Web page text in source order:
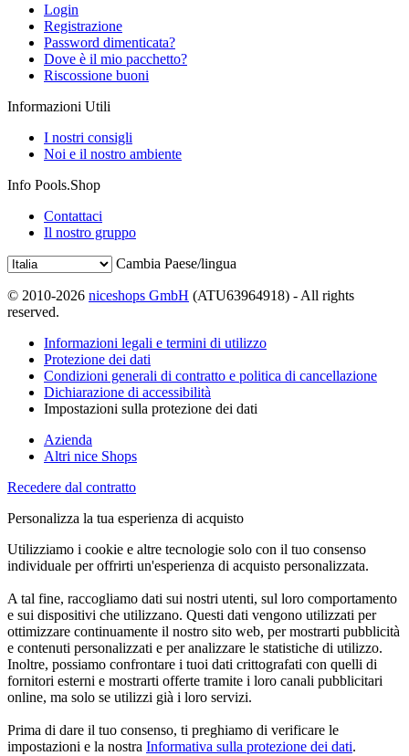
Login
Registrazione
Password dimenticata?
Dove è il mio pacchetto?
Riscossione buoni
Informazioni Utili
I nostri consigli
Noi e il nostro ambiente
Info Pools.Shop
Contattaci
Il nostro gruppo
Cambia Paese/lingua
© 2010-2026 niceshops GmbH (ATU63964918) - All rights
reserved.
Informazioni legali e termini di utilizzo
Protezione dei dati
Condizioni generali di contratto e politica di cancellazione
Dichiarazione di accessibilità
Impostazioni sulla protezione dei dati
Azienda
Altri nice Shops
Recedere dal contratto
Personalizza la tua esperienza di acquisto
Utilizziamo i cookie e altre tecnologie solo con il tuo consenso
individuale per offrirti un'esperienza di acquisto personalizzata.
A tal fine, raccogliamo dati sui nostri utenti, sul loro comportamento
e sui dispositivi che utilizzano. Questi dati vengono utilizzati per
ottimizzare continuamente il nostro sito web, per mostrarti pubblicità
e contenuti personalizzati e per analizzare le statistiche di utilizzo.
Inoltre, possiamo confrontare i tuoi dati crittografati con quelli di
fornitori esterni e mostrarti offerte tramite i loro canali pubblicitari
online, ma solo se utilizzi già i loro servizi.
Prima di dare il tuo consenso, ti preghiamo di verificare le
impostazioni e la nostra Informativa sulla protezione dei dati.